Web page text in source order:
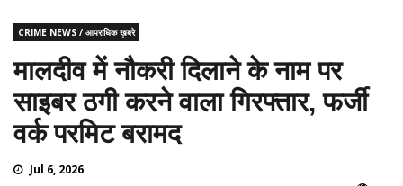
CRIME NEWS / आपराधिक ख़बरे
मालदीव में नौकरी दिलाने के नाम पर
साइबर ठगी करने वाला गिरफ्तार, फर्जी
वर्क परमिट बरामद
Jul 6, 2026